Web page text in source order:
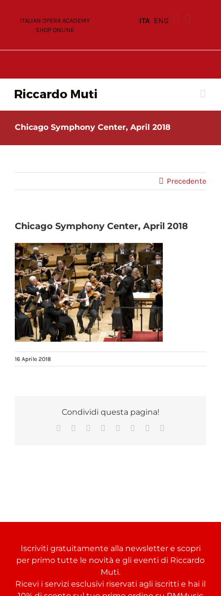
ITALIAN OPERA ACADEMY
SHOP ONLINE
ITA ENG
Chicago Symphony Center, April 2018
Precedente
Chicago Symphony Center, April 2018
16 Aprile 2018
Condividi questa pagina!
Facebook Reddit LinkedIn
TumblrPinterest
Iscriviti gratuitamente alla newsletter e scopri
per primo tutte le novità e gli eventi di Riccardo
Muti.
Ricevi i servizi esclusivi riservati agli iscritti e hai il